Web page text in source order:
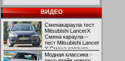
ВИДЕО
Сменакараула тест
Mitsubishi LancerX
Смена караула –
тест Mitsubishi Lancer
X Смена караула –
тест Mitsubishi Lancer
Модная классика -